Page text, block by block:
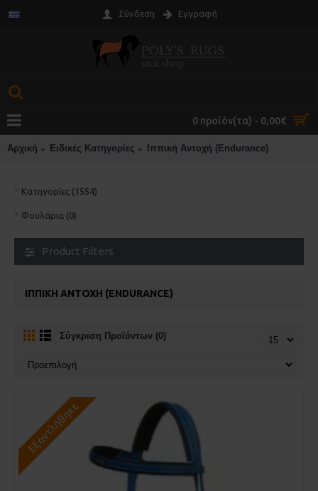
Σύνδεση Εγγραφή
0 προϊόν(τα) - 0,00€
Αρχική Ειδικές Κατηγορίες Ιππική Αντοχή (Endurance)
Κατηγορίες (1554)
Φουλάρια (0)
Product Filters
ΙΠΠΙΚΉ ΑΝΤΟΧΉ (ENDURANCE)
Σύγκριση Προϊόντων (0)
Εξαντλήθηκε